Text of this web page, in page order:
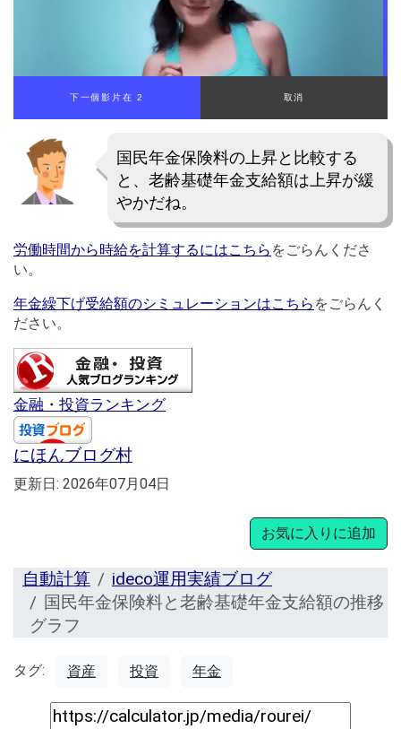
下一個影片在 1 取消
国民年金保険料の上昇と比較する
と、老齢基礎年金支給額は上昇が緩
やかだね。
労働時間から時給を計算するにはこちら をごらんくださ
い。
年金繰下げ受給額のシミュレーションはこちら をごらんく
ださい。
金融・投資ランキング
にほんブログ村
更新日: 2026年07月04日
お気に入りに追加
自動計算
ideco運用実績ブログ
国民年金保険料と老齢基礎年金支給額の推移
グラフ
タグ: 資産 投資 年金